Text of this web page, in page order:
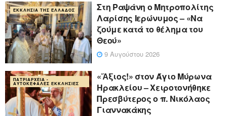
ΕΚΚΛΗΣΊΑ ΤΗΣ ΕΛΛΆΔΟΣ
Στη Ραψάνη ο Μητροπολίτης
Λαρίσης Ιερώνυμος – «Να
ζούμε κατά το θέλημα του
Θεού»
9 Αυγούστου 2026
ΠΑΤΡΙΑΡΧΕΊΑ -
ΑΥΤΟΚΈΦΑΛΕΣ ΕΚΚΛΗΣΊΕΣ
«Ἄξιος!» στον Άγιο Μύρωνα
Ηρακλείου – Χειροτονήθηκε
Πρεσβύτερος ο π. Νικόλαος
Γιαννακάκης